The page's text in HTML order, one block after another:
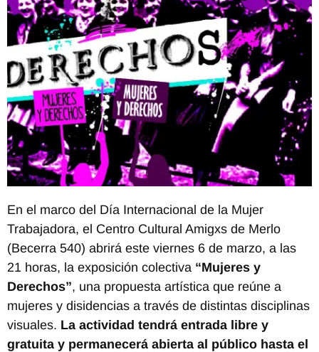
En el marco del Día Internacional de la Mujer
Trabajadora, el Centro Cultural Amigxs de Merlo
(Becerra 540) abrirá este viernes 6 de marzo, a las
21 horas, la exposición colectiva “Mujeres y
Derechos”, una propuesta artística que reúne a
mujeres y disidencias a través de distintas disciplinas
visuales. La actividad tendrá entrada libre y
gratuita y permanecerá abierta al público hasta el